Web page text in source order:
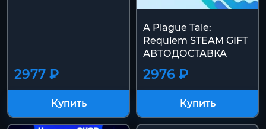
2977 ₽
Купить
A Plague Tale:
Requiem STEAM GIFT
АВТОДОСТАВКА
2976 ₽
Купить